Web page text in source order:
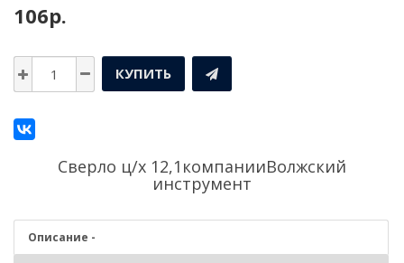
106р.
КУПИТЬ
Сверло ц/х 12,1компанииВолжский
инструмент
Описание -